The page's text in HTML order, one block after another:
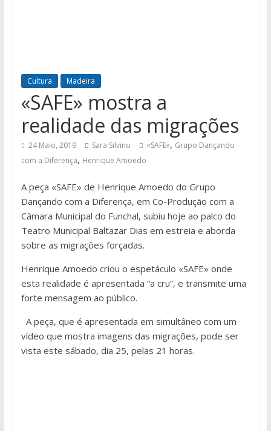
Cultura Madeira
«SAFE» mostra a
realidade das migrações
24 Maio, 2019 Sara Silvino «SAFE», Grupo Dançando
com a Diferença, Henrique Amoedo
A peça «SAFE» de Henrique Amoedo do Grupo
Dançando com a Diferença, em Co-Produção com a
Câmara Municipal do Funchal, subiu hoje ao palco do
Teatro Municipal Baltazar Dias em estreia e aborda
sobre as migrações forçadas.
Henrique Amoedo criou o espetáculo «SAFE» onde
esta realidade é apresentada “a cru”, e transmite uma
forte mensagem ao público.
A peça, que é apresentada em simultâneo com um
vídeo que mostra imagens das migrações, pode ser
vista este sábado, dia 25, pelas 21 horas.